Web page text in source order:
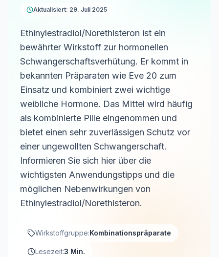
Aktualisiert: 29. Juli 2025
Ethinylestradiol/Norethisteron ist ein
bewährter Wirkstoff zur hormonellen
Schwangerschaftsverhütung. Er kommt in
bekannten Präparaten wie Eve 20 zum
Einsatz und kombiniert zwei wichtige
weibliche Hormone. Das Mittel wird häufig
als kombinierte Pille eingenommen und
bietet einen sehr zuverlässigen Schutz vor
einer ungewollten Schwangerschaft.
Informieren Sie sich hier über die
wichtigsten Anwendungstipps und die
möglichen Nebenwirkungen von
Ethinylestradiol/Norethisteron.
Wirkstoffgruppe:Kombinationspräparate
Lesezeit:3 Min.